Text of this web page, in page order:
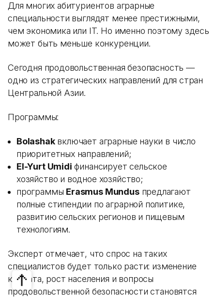
Для многих абитуриентов аграрные
специальности выглядят менее престижными,
чем экономика или IT. Но именно поэтому здесь
может быть меньше конкуренции.
Сегодня продовольственная безопасность —
одно из стратегических направлений для стран
Центральной Азии.
Программы:
Bolashakвключает аграрные науки в число
приоритетных направлений;
El-Yurt Umidi финансирует сельское
хозяйство и водное хозяйство;
программы Erasmus Mundusпредлагают
полные стипендии по аграрной политике,
развитию сельских регионов и пищевым
технологиям.
Эксперт отмечает, что спрос на таких
специалистов будет только расти: изменение
климата, рост населения и вопросы
продовольственной безопасности становятся